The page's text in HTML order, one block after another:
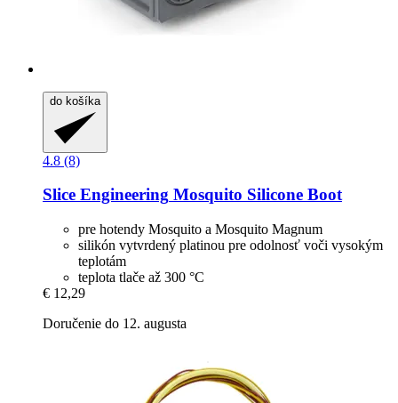
do košíka
4.8 (8)
Slice Engineering Mosquito Silicone Boot
pre hotendy Mosquito a Mosquito Magnum
silikón vytvrdený platinou pre odolnosť voči vysokým
teplotám
teplota tlače až 300 °C
€ 12,29
Doručenie do 12. augusta